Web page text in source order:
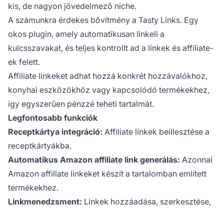
kis, de nagyon jövedelmező niche.
A számunkra érdekes bővítmény a Tasty Links. Egy
okos plugin, amely automatikusan linkeli a
kulcsszavakat, és teljes kontrollt ad a linkek és affiliate-
ek felett.
Affiliate linkeket adhat hozzá konkrét hozzávalókhoz,
konyhai eszközökhöz vagy kapcsolódó termékekhez,
így egyszerűen pénzzé teheti tartalmát.
Legfontosabb funkciók
Receptkártya integráció: Affiliate linkek beillesztése a
receptkártyákba.
Automatikus Amazon affiliate link generálás: Azonnal
Amazon affiliate linkeket készít a tartalomban említett
termékekhez.
Linkmenedzsment: Linkek hozzáadása, szerkesztése,